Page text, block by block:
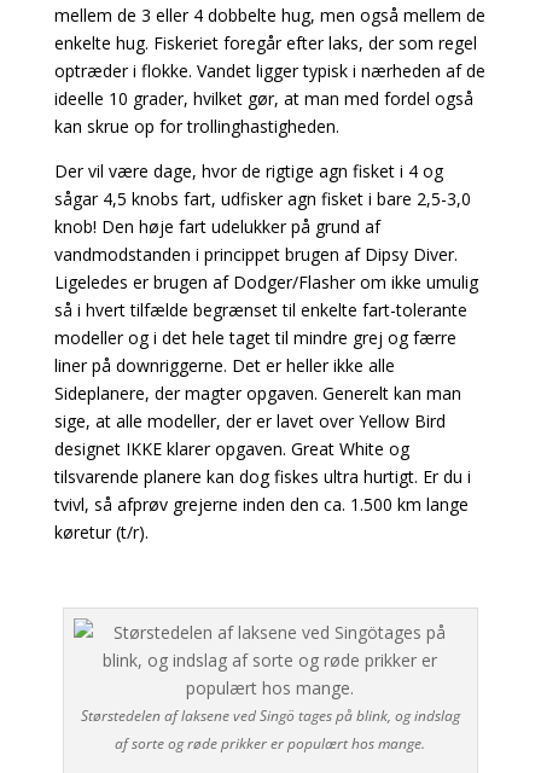
mellem de 3 eller 4 dobbelte hug, men også mellem de
enkelte hug. Fiskeriet foregår efter laks, der som regel
optræder i flokke. Vandet ligger typisk i nærheden af de
ideelle 10 grader, hvilket gør, at man med fordel også
kan skrue op for trollinghastigheden.
Der vil være dage, hvor de rigtige agn fisket i 4 og
sågar 4,5 knobs fart, udfisker agn fisket i bare 2,5-3,0
knob! Den høje fart udelukker på grund af
vandmodstanden i princippet brugen af Dipsy Diver.
Ligeledes er brugen af Dodger/Flasher om ikke umulig
så i hvert tilfælde begrænset til enkelte fart-tolerante
modeller og i det hele taget til mindre grej og færre
liner på downriggerne. Det er heller ikke alle
Sideplanere, der magter opgaven. Generelt kan man
sige, at alle modeller, der er lavet over Yellow Bird
designet IKKE klarer opgaven. Great White og
tilsvarende planere kan dog fiskes ultra hurtigt. Er du i
tvivl, så afprøv grejerne inden den ca. 1.500 km lange
køretur (t/r).
Størstedelen af laksene ved Singö tages på blink, og indslag
af sorte og røde prikker er populært hos mange.